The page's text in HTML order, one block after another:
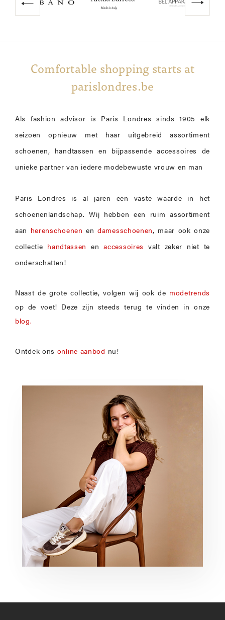
Comfortable shopping starts at
parislondres.be
Als fashion advisor is Paris Londres sinds 1905 elk
seizoen opnieuw met haar uitgebreid assortiment
schoenen, handtassen en bijpassende accessoires de
unieke partner van iedere modebewuste vrouw en man
Paris Londres is al jaren een vaste waarde in het
schoenenlandschap. Wij hebben een ruim assortiment
aan herenschoenen endamesschoenen, maar ook onze
collectie handtassen enaccessoires valt zeker niet te
onderschatten!
Naast de grote collectie, volgen wij ook de modetrends
op de voet! Deze zijn steeds terug te vinden in onze
blog.
Ontdek ons online aanbod nu!